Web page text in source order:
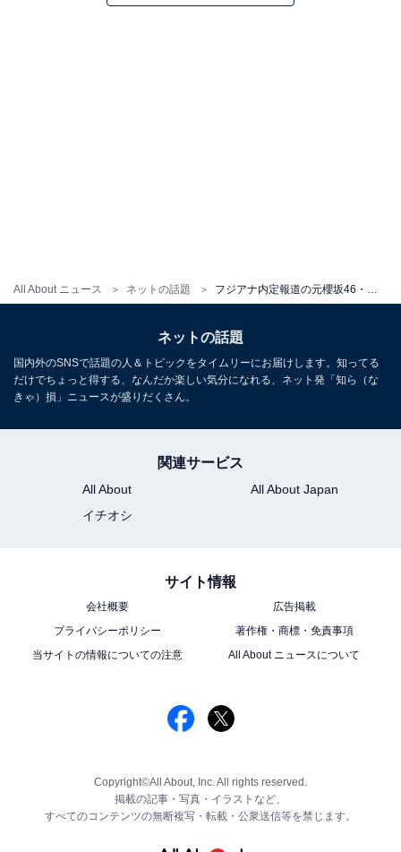
All About ニュース ネットの話題
ネットの話題
国内外のSNSで話題の人＆トピックをタイムリーにお届けします。知ってる
だけでちょっと得する、なんだか楽しい気分になれる、ネット発「知ら（な
きゃ）損」ニュースが盛りだくさん。
関連サービス
All About
All About Japan
イチオシ
サイト情報
会社概要
広告掲載
プライバシーポリシー
著作権・商標・免責事項
当サイトの情報についての注意
All About ニュースについて
Copyright©All About, Inc. All rights reserved.
掲載の記事・写真・イラストなど、
すべてのコンテンツの無断複写・転載・公衆送信等を禁じます。